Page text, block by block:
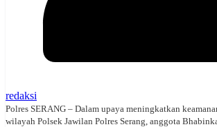
redaksi
Polres SERANG – Dalam upaya meningkatkan
wilayah Polsek Jawilan Polres Serang, anggota